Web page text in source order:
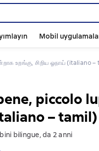
Mobil
உறங்கு, சிறிய ஓநாய் (italiano –
piccolo
– tamil)
bilingue, da 2 anni